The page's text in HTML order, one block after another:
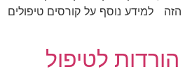
למידע נוסף על קורסים טיפולים
לטיפול